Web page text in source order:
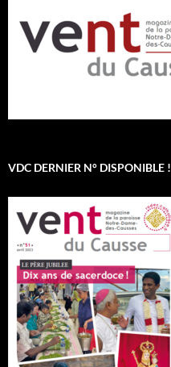
VDC DERNIER N° DISPONIBLE !